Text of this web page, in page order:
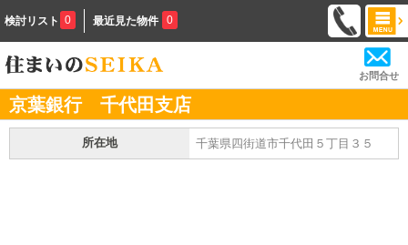
検討リスト 0 最近見た物件 0
お問合せ
京葉銀行 千代田支店
所在地 千葉県四街道市千代田５丁目３５